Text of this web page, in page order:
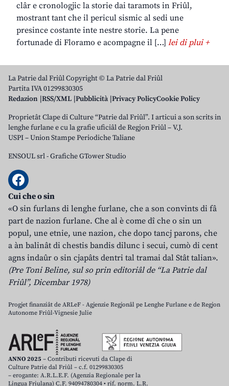
clâr e cronologjic la storie dai taramots in Friûl,
mostrant tant che il pericul sismic al sedi une
presince costante inte nestre storie. La pene
fortunade di Floramo e acompagne il […] lei di plui +
La Patrie dal Friûl Copyright © La Patrie dal Friûl
Partita IVA 01299830305
Redazion RSS/XML Pubblicità Privacy PolicyCookie Policy
Proprietât Clape di Culture “Patrie dal Friûl”. I articui a son scrits in
lenghe furlane e cu la grafie uficiâl de Regjon Friûl – V.J.
USPI – Union Stampe Periodiche Taliane
ENSOUL srl-Grafiche GTower Studio
Cui che o sin
«O sin furlans di lenghe furlane, che a son convints di fâ
part de nazion furlane. Che al è come dî che o sin un
popul, une etnie, une nazion, che dopo tancj parons, che
a àn balinât di chestis bandis dilunc i secui, cumò di cent
agns indaûr o sin cjapâts dentri tal tramai dal Stât talian».
(Pre Toni Beline, sul so prin editoriâl de “La Patrie dal
Friûl”, Dicembar 1978)
Progjet finanziât de ARLeF - Agjenzie Regjonâl pe Lenghe Furlane e de Regjon
Autonome Friûl-Vignesie Julie
ANNO 2025 – Contributi ricevuti da Clape di
Culture Patrie dal Friûl – c.f. 01299830305
– erogante: A.R.L.E.F. (Agenzia Regionale per la
Lingua Friulana) C.F. 94094780304 • rif. norm. L.R.